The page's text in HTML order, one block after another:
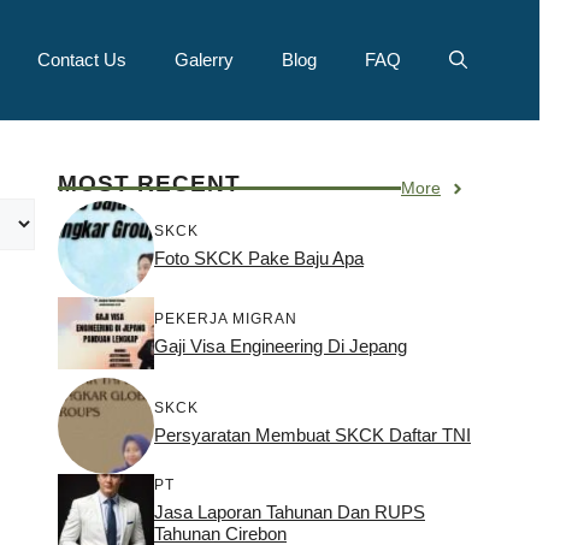
Contact Us Galerry Blog FAQ
MOST RECENT More
SKCK
Foto SKCK Pake Baju Apa
PEKERJA MIGRAN
Gaji Visa Engineering Di Jepang
SKCK
Persyaratan Membuat SKCK Daftar TNI
PT
Jasa Laporan Tahunan Dan RUPS
Tahunan Cirebon